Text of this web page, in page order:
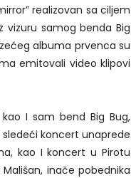
realizovan sa ciljem
vizuru samog benda Big
albuma prvenca su
emitovali video klipovi
I sam bend Big Bug,
sledeći koncert unaprede
kao I koncert u Pirotu
inače pobednika